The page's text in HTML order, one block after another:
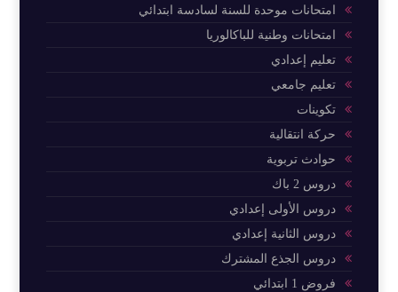
امتحانات موحدة للسنة لسادسة ابتدائي
امتحانات وطنية للباكالوريا
تعليم إعدادي
تعليم جامعي
تكوينات
حركة انتقالية
حوادث تربوية
دروس 2 باك
دروس الأولى إعدادي
دروس الثانية إعدادي
دروس الجذع المشترك
فروض 1 ابتدائي